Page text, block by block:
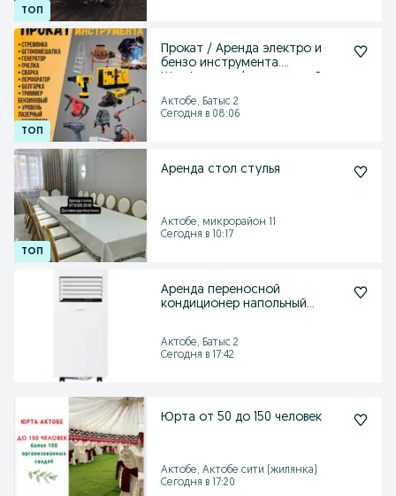
Прокат / Аренда электро и
бензо инструмента.
Актобе, Батыс 2
Сегодня в 08:06
Аренда стол стулья
Актобе, микрорайон 11
Сегодня в 10:17
Аренда переносной
кондиционер напольный
Актобе, Батыс 2
Сегодня в 17:42
Юрта от 50 до 150 человек
Актобе, Актобе сити (жилянка)
Сегодня в 17:20